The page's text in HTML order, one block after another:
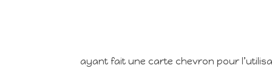
ayant fait une carte chevron pour